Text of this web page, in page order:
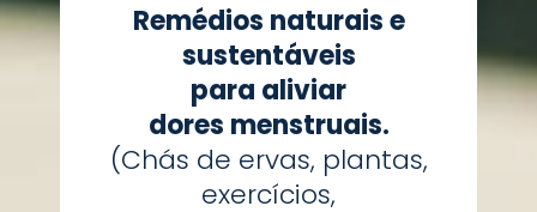
Remédios naturais e
sustentáveis
para aliviar
dores menstruais.
(Chás de ervas, plantas,
exercícios,